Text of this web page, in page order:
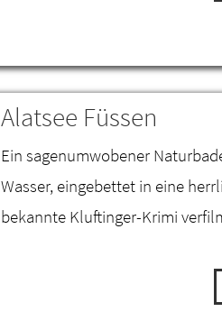
Alatsee Füssen
Ein sagenumwobener
Wasser, eingebettet in eine
bekannte Kluftinger-Krimi